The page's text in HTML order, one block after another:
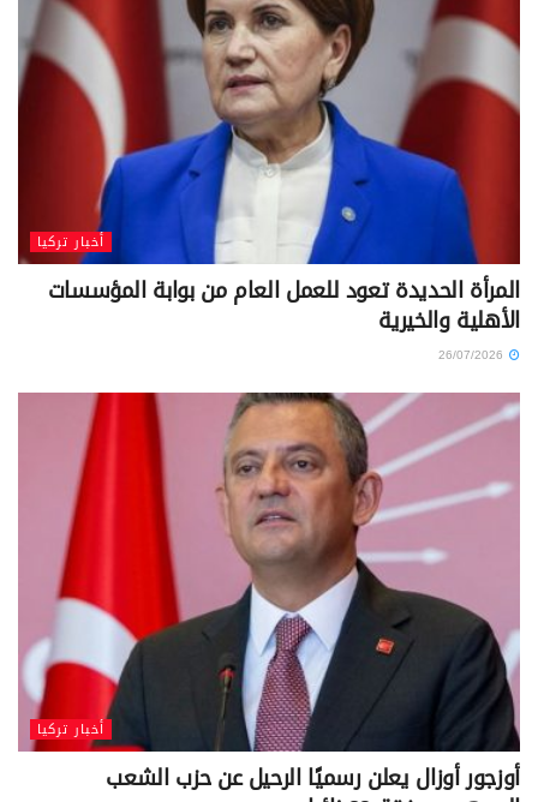
أخبار تركيا
المرأة الحديدة تعود للعمل العام من بوابة المؤسسات
الأهلية والخيرية
أخبار تركيا
أوزجور أوزال يعلن رسميًا الرحيل عن حزب الشعب